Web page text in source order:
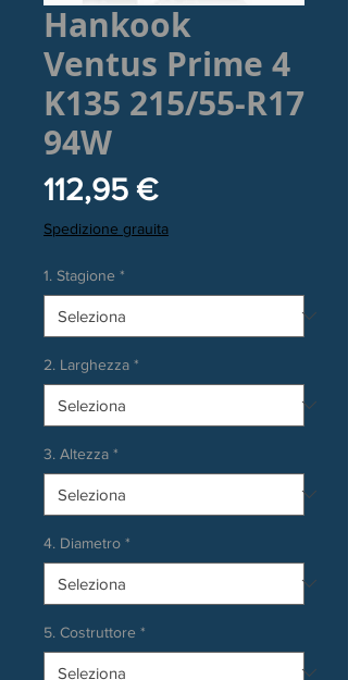
Hankook
Ventus Prime 4
K135 215/55-R17
94W
112,95 €Prezzo
Spedizione grauita
1. Stagione *
2. Larghezza *
3. Altezza *
4. Diametro *
5. Costruttore *